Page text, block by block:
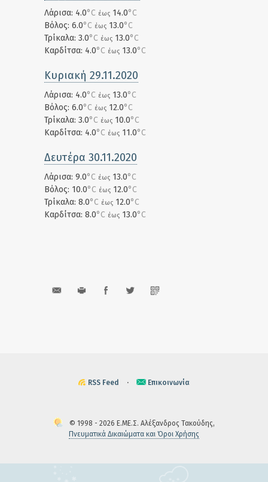
Λάρισα: 4.0°C έως 14.0°C
Βόλος: 6.0°C έως 13.0°C
Τρίκαλα: 3.0°C έως 13.0°C
Καρδίτσα: 4.0°C έως 13.0°C
Κυριακή 29.11.2020
Λάρισα: 4.0°C έως 13.0°C
Βόλος: 6.0°C έως 12.0°C
Τρίκαλα: 3.0°C έως 10.0°C
Καρδίτσα: 4.0°C έως 11.0°C
Δευτέρα 30.11.2020
Λάρισα: 9.0°C έως 13.0°C
Βόλος: 10.0°C έως 12.0°C
Τρίκαλα: 8.0°C έως 12.0°C
Καρδίτσα: 8.0°C έως 13.0°C
RSS Feed · Επικοινωνία
© 1998 - 2026 Ε.ΜΕ.Σ. Αλέξανδρος Τακούδης,
Πνευματικά Δικαιώματα και Όροι Χρήσης